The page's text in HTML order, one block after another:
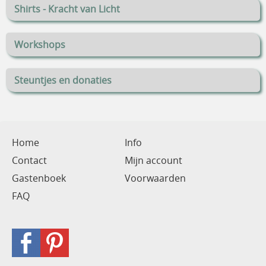
Shirts - Kracht van Licht
Workshops
Steuntjes en donaties
Home
Info
Contact
Mijn account
Gastenboek
Voorwaarden
FAQ